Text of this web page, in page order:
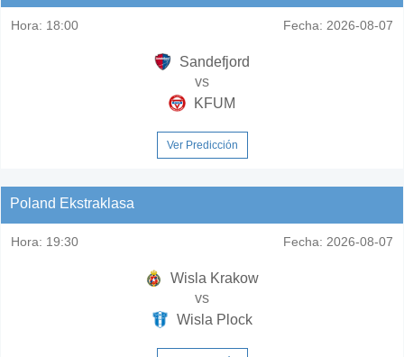
Hora: 18:00 Fecha: 2026-08-07
Sandefjord
vs
KFUM
Ver Predicción
Poland Ekstraklasa
Hora: 19:30 Fecha: 2026-08-07
Wisla Krakow
vs
Wisla Plock